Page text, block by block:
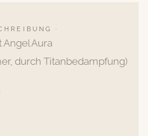
·
Aura
durch Titanbedampfung)